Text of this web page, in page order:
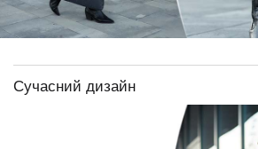
Сучасний дизайн